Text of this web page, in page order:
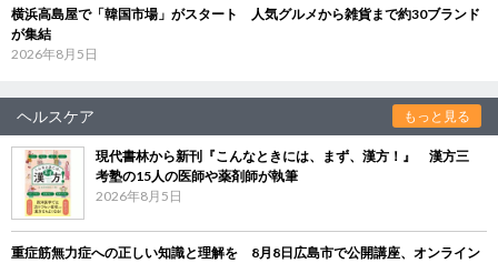
横浜高島屋で「韓国市場」がスタート 人気グルメから雑貨まで約30ブランド
が集結
2026年8月5日
ヘルスケア もっと見る
現代書林から新刊『こんなときには、まず、漢方！』 漢方三
考塾の15人の医師や薬剤師が執筆
2026年8月5日
重症筋無力症への正しい知識と理解を 8月8日広島市で公開講座、オンライン